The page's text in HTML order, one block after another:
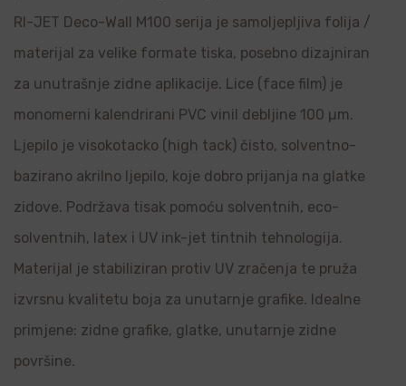
RI-JET Deco-Wall M100 serija je samoljepljiva folija /
materijal za velike formate tiska, posebno dizajniran
za unutrašnje zidne aplikacije. Lice (face film) je
monomerni kalendrirani PVC vinil debljine 100 µm.
Ljepilo je visokotacko (high tack) čisto, solventno-
bazirano akrilno ljepilo, koje dobro prijanja na glatke
zidove. Podržava tisak pomoću solventnih, eco-
solventnih, latex i UV ink-jet tintnih tehnologija.
Materijal je stabiliziran protiv UV zračenja te pruža
izvrsnu kvalitetu boja za unutarnje grafike. Idealne
primjene: zidne grafike, glatke, unutarnje zidne
površine.